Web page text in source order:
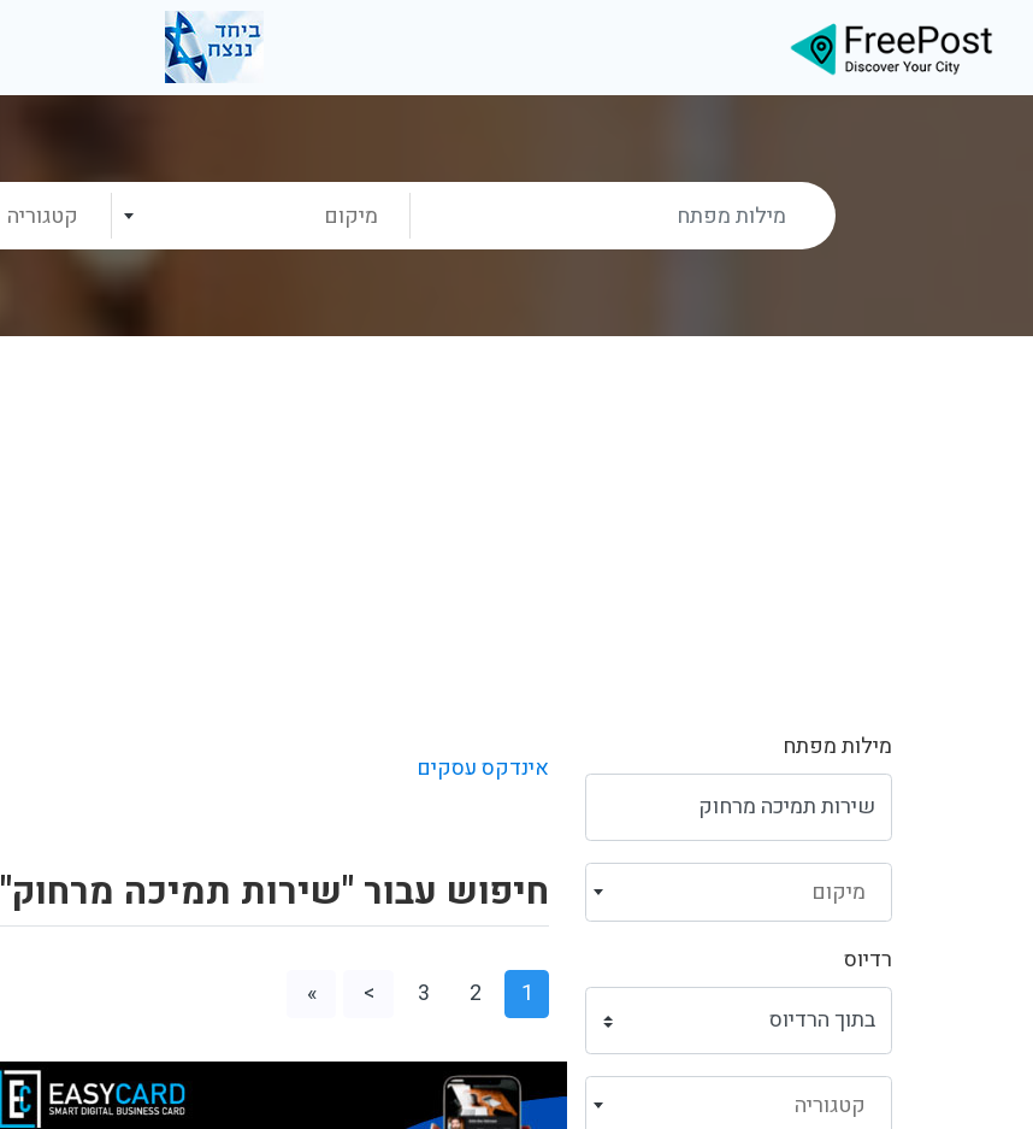
מיקום קטגוריה
מילות מפתח
מיקום
רדיוס
קטגוריה
אינדקס עסקים
חיפוש עבור "שירות תמיכה מרחוק"
1
2
3
>
»